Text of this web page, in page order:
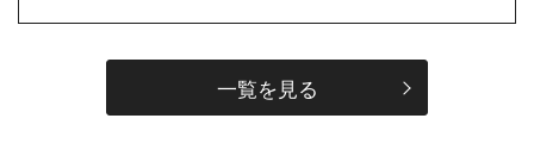
一覧を見る